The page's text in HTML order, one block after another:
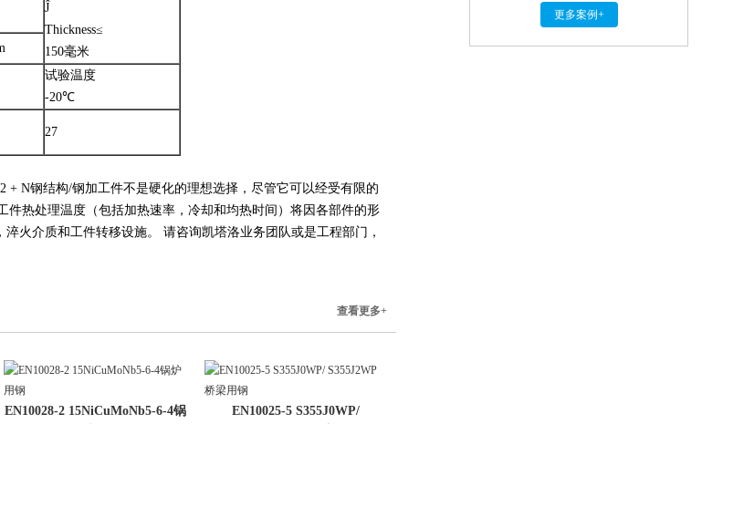
Ĵ
Thickness≤
150毫米
试验温度
-20℃
27
+ N钢结构/钢加工件不是硬化的理想选择，尽管它可以经受有限的
件热处理温度（包括加热速率，冷却和均热时间）将因各部件的形
火介质和工件转移设施。 请咨询凯塔洛业务团队或是工程部门，
查看更多+
EN10028-2 15NiCuMoNb5-6-4锅
EN10025-5 S355J0WP/
更多案例+